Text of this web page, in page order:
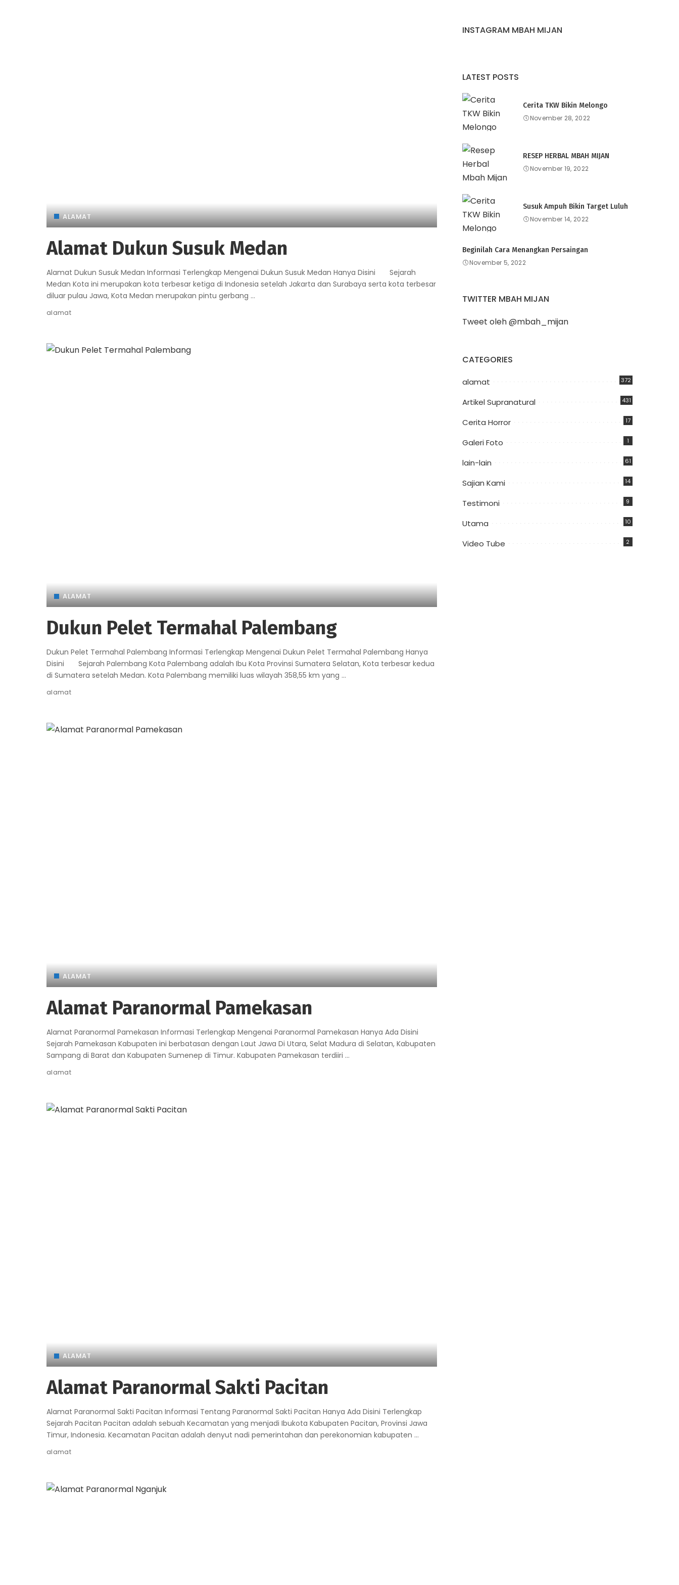
ALAMAT
Alamat Dukun Susuk Medan
Alamat Dukun Susuk Medan Informasi Terlengkap Mengenai Dukun Susuk Medan Hanya Disini Sejarah
Medan Kota ini merupakan kota terbesar ketiga di Indonesia setelah Jakarta dan Surabaya serta kota terbesar
diluar pulau Jawa, Kota Medan merupakan pintu gerbang ...
alamat
ALAMAT
Dukun Pelet Termahal Palembang
Dukun Pelet Termahal Palembang Informasi Terlengkap Mengenai Dukun Pelet Termahal Palembang Hanya
Disini Sejarah Palembang Kota Palembang adalah Ibu Kota Provinsi Sumatera Selatan, Kota terbesar kedua
di Sumatera setelah Medan. Kota Palembang memiliki luas wilayah 358,55 km yang ...
alamat
ALAMAT
Alamat Paranormal Pamekasan
Alamat Paranormal Pamekasan Informasi Terlengkap Mengenai Paranormal Pamekasan Hanya Ada Disini
Sejarah Pamekasan Kabupaten ini berbatasan dengan Laut Jawa Di Utara, Selat Madura di Selatan, Kabupaten
Sampang di Barat dan Kabupaten Sumenep di Timur. Kabupaten Pamekasan terdiiri ...
alamat
ALAMAT
Alamat Paranormal Sakti Pacitan
Alamat Paranormal Sakti Pacitan Informasi Tentang Paranormal Sakti Pacitan Hanya Ada Disini Terlengkap
Sejarah Pacitan Pacitan adalah sebuah Kecamatan yang menjadi Ibukota Kabupaten Pacitan, Provinsi Jawa
Timur, Indonesia. Kecamatan Pacitan adalah denyut nadi pemerintahan dan perekonomian kabupaten ...
alamat
INSTAGRAM MBAH MIJAN
LATEST POSTS
Cerita TKW Bikin Melongo
November 28, 2022
RESEP HERBAL MBAH MIJAN
November 19, 2022
Susuk Ampuh Bikin Target Luluh
November 14, 2022
Beginilah Cara Menangkan Persaingan
November 5, 2022
TWITTER MBAH MIJAN
Tweet oleh @mbah_mijan
CATEGORIES
alamat 372
Artikel Supranatural 431
Cerita Horror 17
Galeri Foto 1
lain-lain 61
Sajian Kami 14
Testimoni 9
Utama 10
Video Tube 2